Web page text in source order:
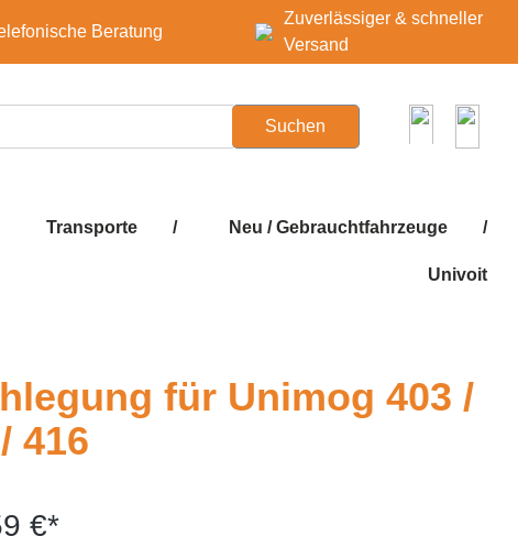
Beratung
Zuverlässiger & schneller
Versand
Suchen
Transporte / Neu / Gebrauchtfahrzeuge /
Univoit
für Unimog 403 /
416
€*